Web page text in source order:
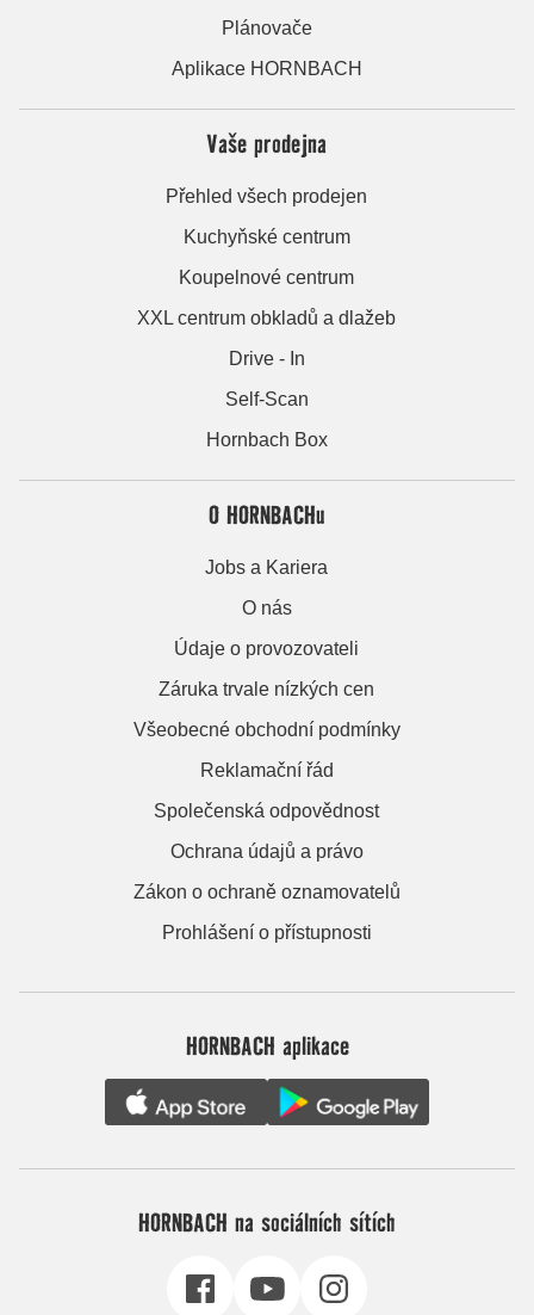
Plánovače
Aplikace HORNBACH
Vaše prodejna
Přehled všech prodejen
Kuchyňské centrum
Koupelnové centrum
XXL centrum obkladů a dlažeb
Drive - In
Self-Scan
Hornbach Box
O HORNBACHu
Jobs a Kariera
O nás
Údaje o provozovateli
Záruka trvale nízkých cen
Všeobecné obchodní podmínky
Reklamační řád
Společenská odpovědnost
Ochrana údajů a právo
Zákon o ochraně oznamovatelů
Prohlášení o přístupnosti
HORNBACH aplikace
HORNBACH na sociálních sítích